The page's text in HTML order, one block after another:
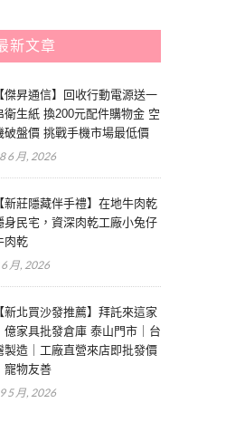
新文章
【傑昇通信】回收行動電源送一
衛生紙 換200元配件購物金 空
破盤價 挑戰手機市場最低價
6 月, 2026
【新莊隱藏伴手禮】在地牛肉乾
身民宅，資深肉乾工廠小兔仔
肉乾
6 月, 2026
【新北買沙發推薦】拜託來這家
｜億家具批發倉庫 泰山門市｜台
製造｜工廠直營來店即批發價
｜寵物友善
5 月, 2026